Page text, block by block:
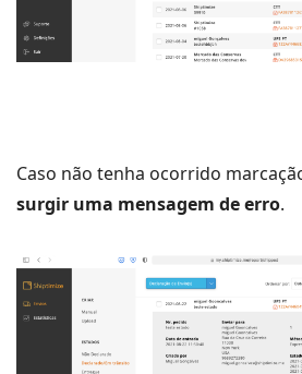
Caso não tenha ocorrido
surgir uma mensagem de erro.